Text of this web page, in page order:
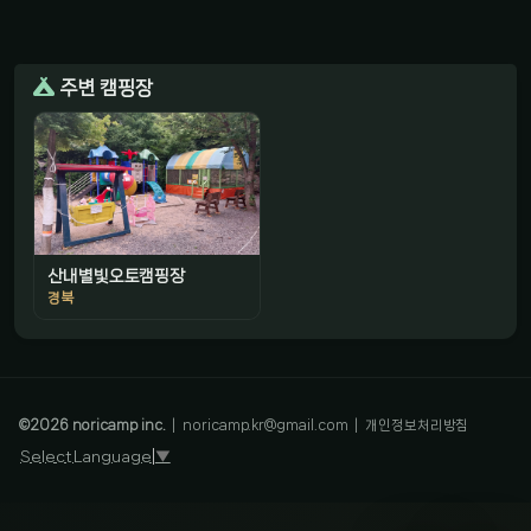
주변 캠핑장
산내별빛오토캠핑장
경북
©2026noricamp inc. noricamp.kr@gmail.com 개인정보처리방침
Select Language ▼